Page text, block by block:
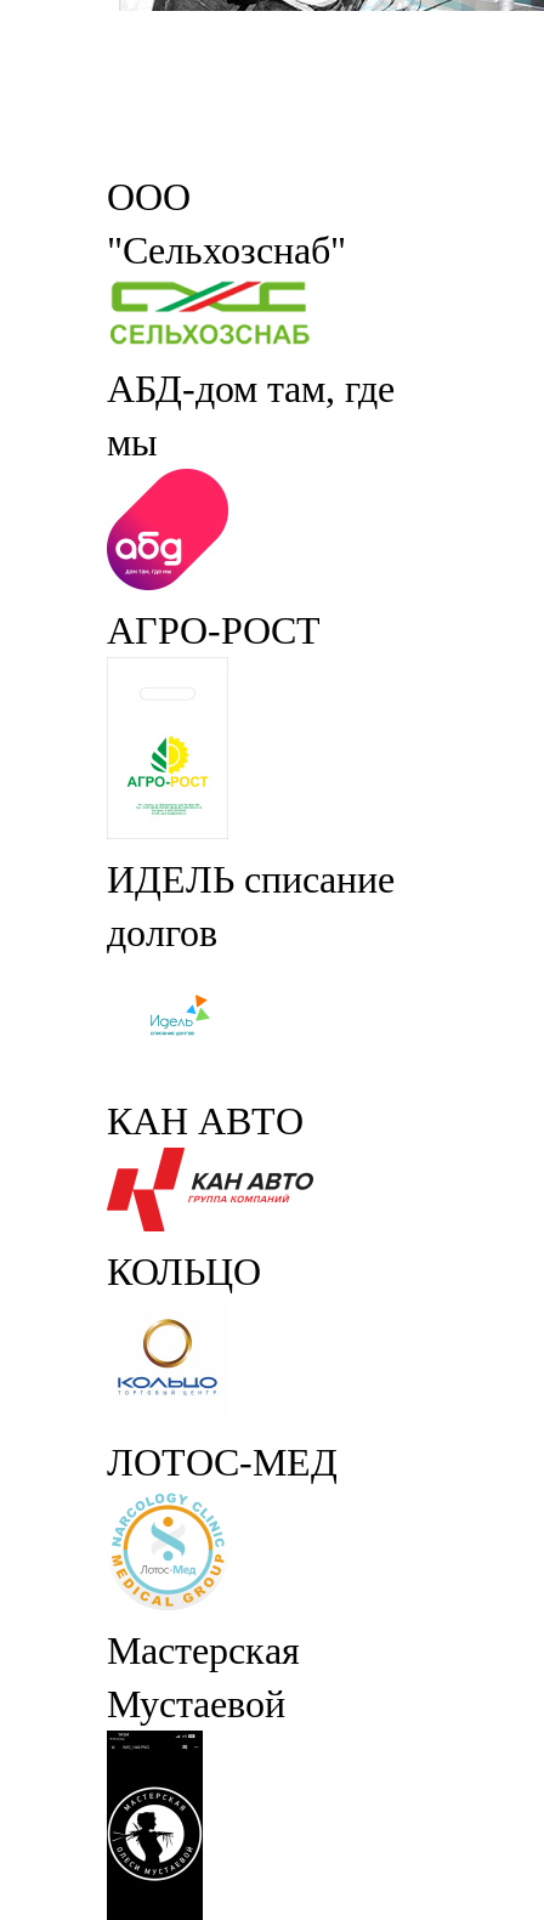
ООО
"Сельхозснаб"
АБД-дом там, где
мы
АГРО-РОСТ
ИДЕЛЬ списание
долгов
КАН АВТО
КОЛЬЦО
ЛОТОС-МЕД
Мастерская
Мустаевой